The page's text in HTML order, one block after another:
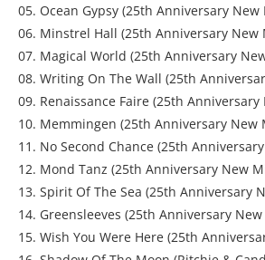
05. Ocean Gypsy (25th Anniversary New
06. Minstrel Hall (25th Anniversary New
07. Magical World (25th Anniversary
08. Writing On The Wall (25th
09. Renaissance Faire (25th Anniversary
10. Memmingen (25th Anniversary New
11. No Second Chance (25th
12. Mond Tanz (25th Anniversary New
13. Spirit Of The Sea (25th Anniversary
14. Greensleeves (25th Anniversary
15. Wish You Were Here (25th